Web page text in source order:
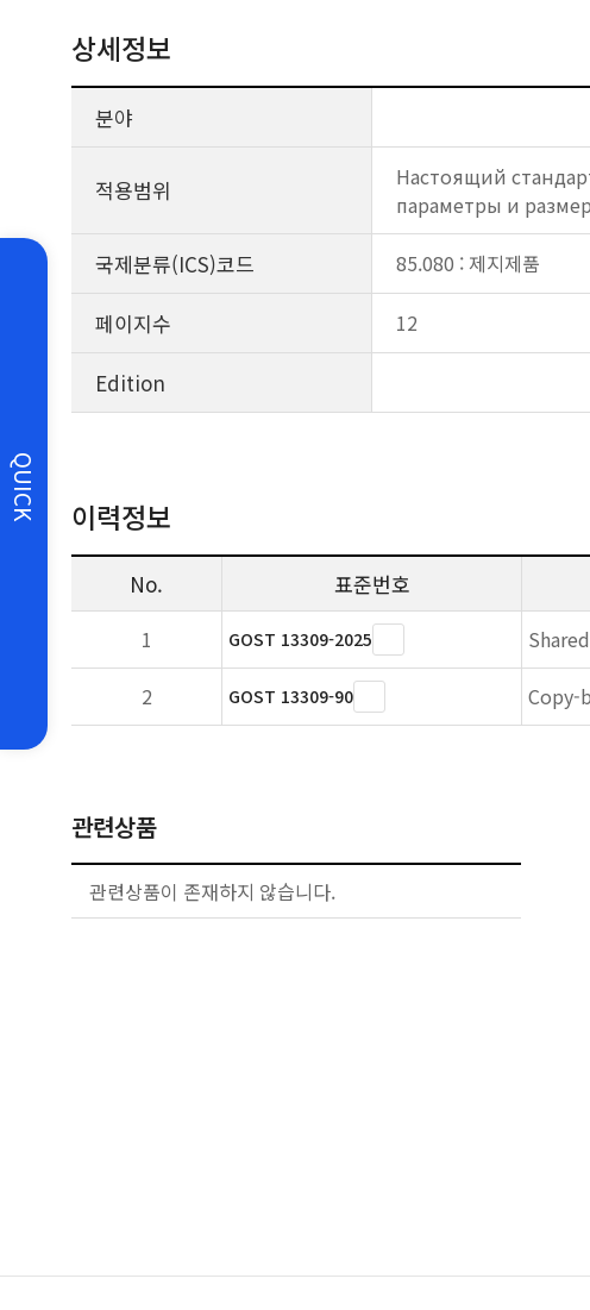
QUICK
상세정보
분야
적용범위
Настоящий
параметры и
국제분류(ICS)코드 85.080 : 제지제품
페이지수 12
Edition
이력정보
No. 표준번호
1 GOST 13309-2025
2
GOST 13309-90 Copy-
관련상품
관련상품이 존재하지 않습니다.